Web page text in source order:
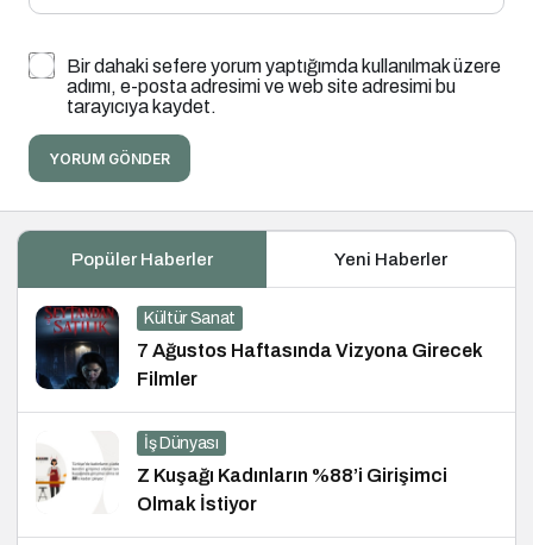
Bir dahaki sefere yorum yaptığımda kullanılmak üzere
adımı, e-posta adresimi ve web site adresimi bu
tarayıcıya kaydet.
YORUM GÖNDER
Popüler Haberler Yeni Haberler
Kültür Sanat
7 Ağustos Haftasında Vizyona Girecek
Filmler
İş Dünyası
Z Kuşağı Kadınların %88’i Girişimci
Olmak İstiyor